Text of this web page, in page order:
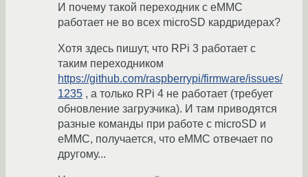
И почему такой переходник с eMMC
работает не во всех microSD кардридерах?
Хотя здесь пишут, что RPi 3 работает с
таким переходником
https://github.com/raspberrypi/firmware/issues/
1235 , а только RPi 4 не работает (требует
обновление загрузчика). И там приводятся
разные команды при работе с microSD и
eMMC, получается, что eMMC отвечает по
другому...